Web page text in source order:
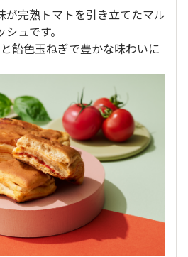
が完熟トマトを引き立てたマル
ュです。
飴色玉ねぎで豊かな味わいに